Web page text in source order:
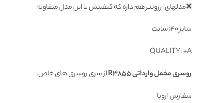
❌مدلهای ارزونتر هم داره که کیفیتش با این مدل متفاوته
سایز 140 سانت
QUALITY: +A
روسری مخمل وارداتی R3855
از سرى روسرى هاى خاص،
سفارش اروپا